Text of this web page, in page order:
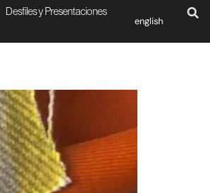
Desfiles y Presentaciones
english